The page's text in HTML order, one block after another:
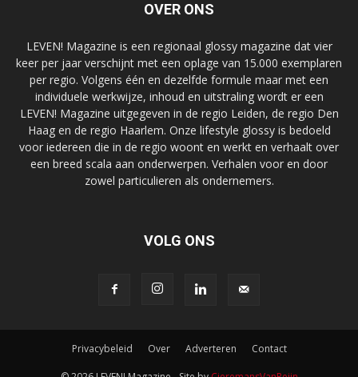
OVER ONS
LEVEN! Magazine is een regionaal glossy magazine dat vier
keer per jaar verschijnt met een oplage van 15.000 exemplaren
per regio. Volgens één en dezelfde formule maar met een
individuele werkwijze, inhoud en uitstraling wordt er een
LEVEN! Magazine uitgegeven in de regio Leiden, de regio Den
Haag en de regio Haarlem. Onze lifestyle glossy is bedoeld
voor iedereen die in de regio woont en werkt en verhaalt over
een breed scala aan onderwerpen. Verhalen voor en door
zowel particulieren als ondernemers.
VOLG ONS
Privacybeleid Over Adverteren Contact